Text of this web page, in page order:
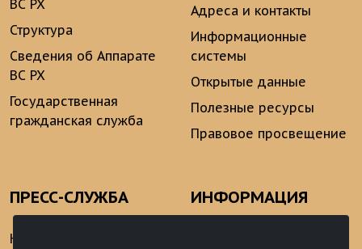
ВС РХ
Структура
Сведения об Аппарате
ВС РХ
Государственная
гражданская служба
Адреса и контакты
Информационные
системы
Открытые данные
Полезные ресурсы
Правовое просвещение
ПРЕСС-СЛУЖБА
Новости
ИНФОРМАЦИЯ